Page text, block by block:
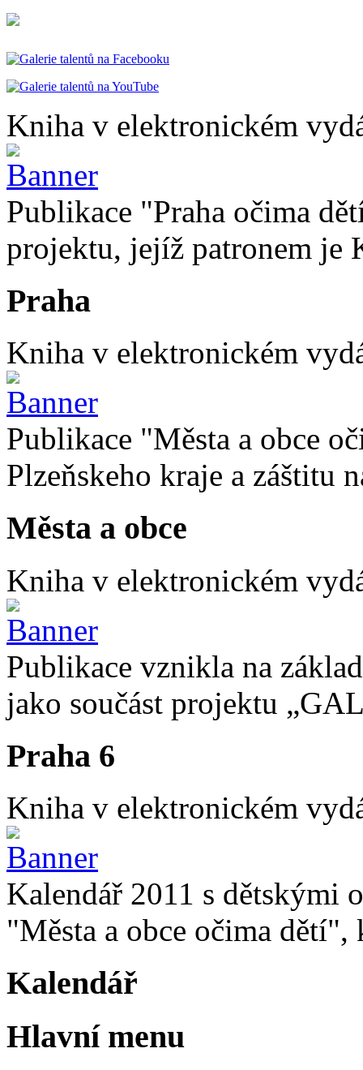
Kniha v elektronickém
Publikace "Praha očima
projektu, jejíž patronem je
Praha
Kniha v elektronickém
Publikace "Města a obce
Plzeňskeho kraje a záštitu
Města a obce
Kniha v elektronickém
Publikace vznikla na
jako součást projektu
Praha 6
Kniha v elektronickém
Kalendář 2011 s dětskými
"Města a obce očima
Kalendář
Hlavní menu